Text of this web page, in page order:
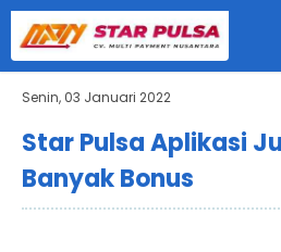
Senin, 03 Januari 2022
Star Pulsa Aplikasi
Banyak Bonus